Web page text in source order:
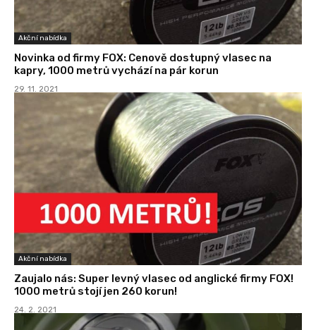
Akční nabídka
Novinka od firmy FOX: Cenově dostupný vlasec na
kapry, 1000 metrů vychází na pár korun
29. 11. 2021
Akční nabídka
Zaujalo nás: Super levný vlasec od anglické firmy FOX!
1000 metrů stojí jen 260 korun!
24. 2. 2021